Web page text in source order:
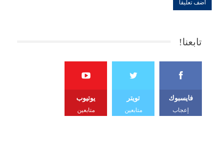
تابعنا!
فايسبوك
إعجاب
تويتر
متابعين
يوتيوب
متابعين